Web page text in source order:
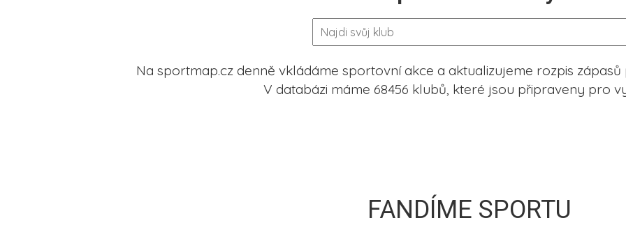
Na sportmap.cz denně vkládáme sportovní akce a aktualizujeme rozpis
V databázi máme 68456 klubů, které jsou připraveny pro
FANDÍME SPORTU